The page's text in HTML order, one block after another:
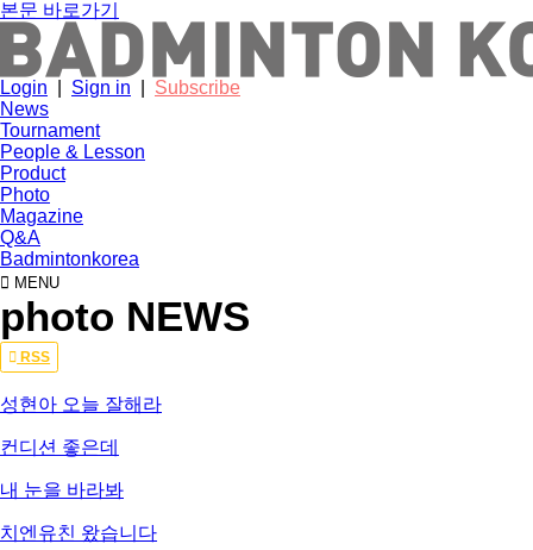
본문 바로가기
Login Sign in
Subscribe
News
Tournament
People & Lesson
Product
Photo
Magazine
Q&A
Badmintonkorea
MENU
photo NEWS
Total
7,947
건
876
페
이
지
RSS
성현아 오늘 잘해라
컨디션 좋은데
내 눈을 바라봐
치엔유친 왔습니다